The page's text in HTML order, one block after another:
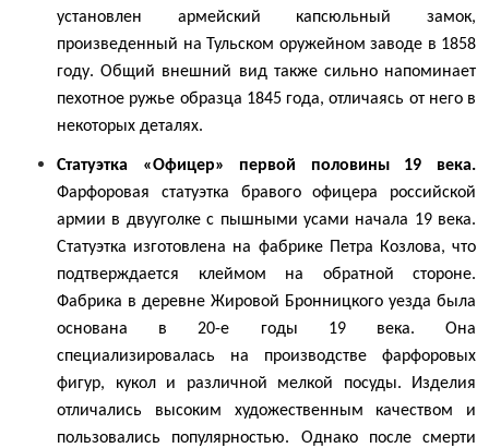
установлен армейский капсюльный замок,
произведенный на Тульском оружейном заводе в 1858
году. Общий внешний вид также сильно напоминает
пехотное ружье образца 1845 года, отличаясь от него в
некоторых деталях.
Статуэтка «Офицер» первой половины 19 века.
Фарфоровая статуэтка бравого офицера российской
армии в двууголке с пышными усами начала 19 века.
Статуэтка изготовлена на фабрике Петра Козлова, что
подтверждается клеймом на обратной стороне.
Фабрика в деревне Жировой Бронницкого уезда была
основана в 20-е годы 19 века. Она
специализировалась на производстве фарфоровых
фигур, кукол и различной мелкой посуды. Изделия
отличались высоким художественным качеством и
пользовались популярностью. Однако после смерти